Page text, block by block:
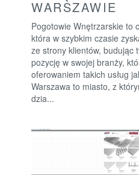
WARSZAWIE
Pogotowie Wnętrzarskie to
która w szybkim czasie
ze strony klientów, budując
pozycję w swojej branży,
oferowaniem takich usług
Warszawa to miasto, z
dzia...